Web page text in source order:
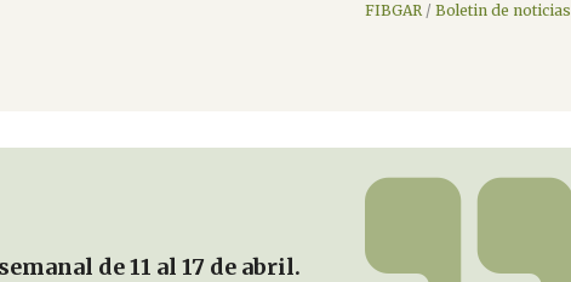
FIBGAR / Boletin de noticias
de 11 al 17 de abril.